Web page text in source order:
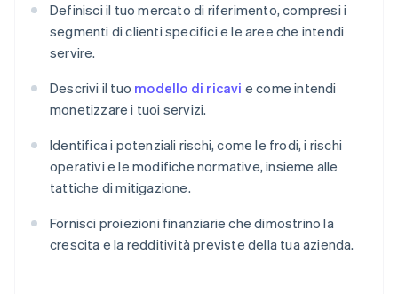
Definisci il tuo mercato di riferimento, compresi i
segmenti di clienti specifici e le aree che intendi
servire.
Descrivi il tuo modello di ricavi e come intendi
monetizzare i tuoi servizi.
Identifica i potenziali rischi, come le frodi, i rischi
operativi e le modifiche normative, insieme alle
tattiche di mitigazione.
Fornisci proiezioni finanziarie che dimostrino la
crescita e la redditività previste della tua azienda.